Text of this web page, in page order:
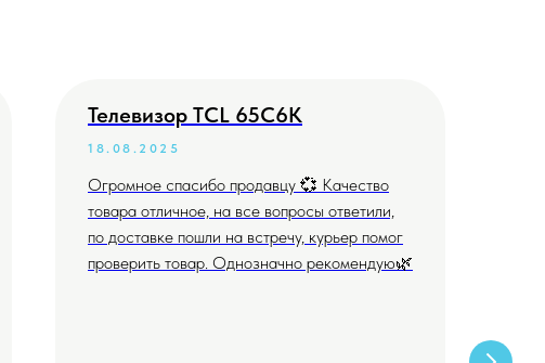
Телевизор TCL 65C6K
18.08.2025
Огромное спасибо продавцу 💞 Качество
товара отличное, на все вопросы ответили,
по доставке пошли на встречу, курьер помог
проверить товар. Однозначно рекомендую🌿